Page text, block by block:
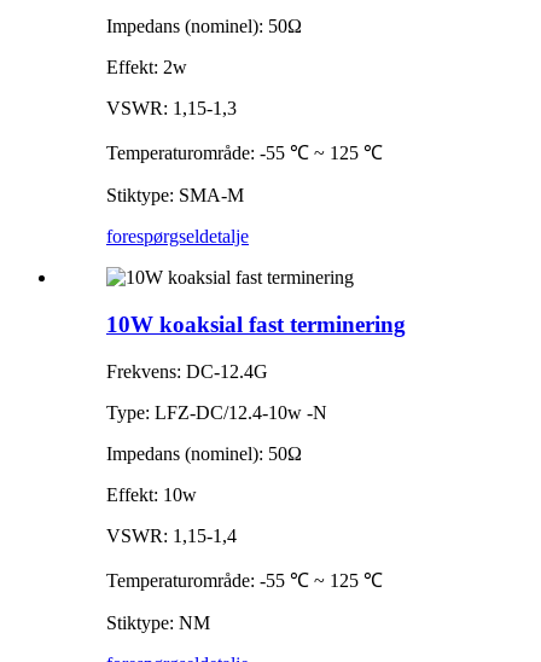
Impedans (nominel): 50Ω
Effekt: 2w
VSWR: 1,15-1,3
Temperaturområde: -55 ℃ ~ 125 ℃
Stiktype: SMA-M
forespørgseldetalje
10W koaksial fast terminering
Frekvens: DC-12.4G
Type: LFZ-DC/12.4-10w -N
Impedans (nominel): 50Ω
Effekt: 10w
VSWR: 1,15-1,4
Temperaturområde: -55 ℃ ~ 125 ℃
Stiktype: NM